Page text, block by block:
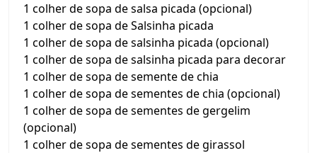
1 colher de sopa de salsa picada (opcional)
1 colher de sopa de Salsinha picada
1 colher de sopa de salsinha picada (opcional)
1 colher de sopa de salsinha picada para decorar
1 colher de sopa de semente de chia
1 colher de sopa de sementes de chia (opcional)
1 colher de sopa de sementes de gergelim
(opcional)
1 colher de sopa de sementes de girassol